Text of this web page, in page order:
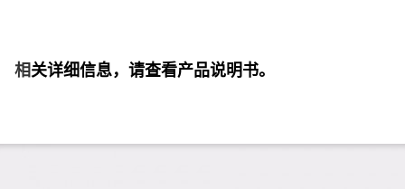
相关详细信息，请查看产品说明书。